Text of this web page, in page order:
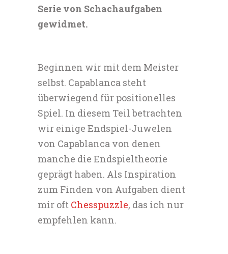
Serie von Schachaufgaben
gewidmet.
Beginnen wir mit dem Meister
selbst. Capablanca steht
überwiegend für positionelles
Spiel. In diesem Teil betrachten
wir einige Endspiel-Juwelen
von Capablanca von denen
manche die Endspieltheorie
geprägt haben. Als Inspiration
zum Finden von Aufgaben dient
mir oft Chesspuzzle, das ich nur
empfehlen kann.